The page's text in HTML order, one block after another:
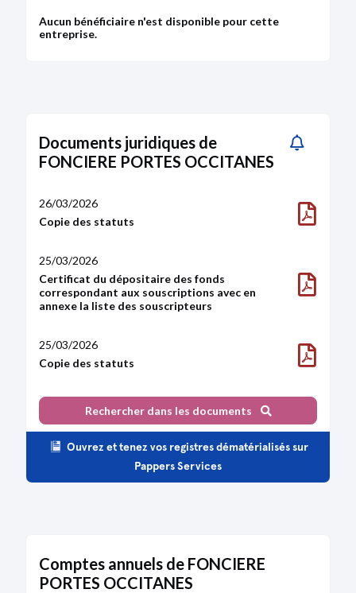
Aucun bénéficiaire n'est disponible pour cette
entreprise.
Documents juridiques de
FONCIERE PORTES OCCITANES
Copie des statuts
26/03/2026
Certificat du dépositaire des fonds
correspondant aux souscriptions avec en
annexe la liste des souscripteurs
25/03/2026
Copie des statuts
25/03/2026
Rechercher dans les documents
Ouvrez et tenez vos registres dématérialisés sur
Pappers Services
Comptes annuels de FONCIERE
PORTES OCCITANES